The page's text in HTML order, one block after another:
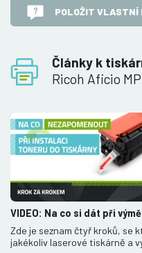
Články k
Ricoh Aficio
POLOŽIT VLASTNÍ
VIDEO: Na co si dát při
Zde je seznam čtyř kroků, se
jakékoliv laserové tiskárně a